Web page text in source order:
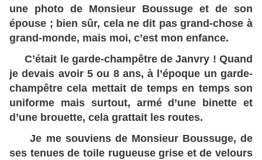
une photo de Monsieur Boussuge et de son
épouse ; bien sûr, cela ne dit pas grand-chose à
grand-monde, mais moi, c’est mon enfance.
C’était le garde-champêtre de Janvry ! Quand
je devais avoir 5 ou 8 ans, à l’époque un garde-
champêtre cela mettait de temps en temps son
uniforme mais surtout, armé d’une binette et
d’une brouette, cela grattait les routes.
Je me souviens de Monsieur Boussuge, de
ses tenues de toile rugueuse grise et de velours